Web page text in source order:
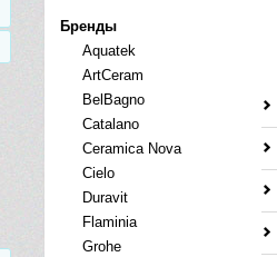
Бренды
Aquatek
ArtCeram
BelBagno
Catalano
Ceramica Nova
Cielo
Duravit
Flaminia
Grohe